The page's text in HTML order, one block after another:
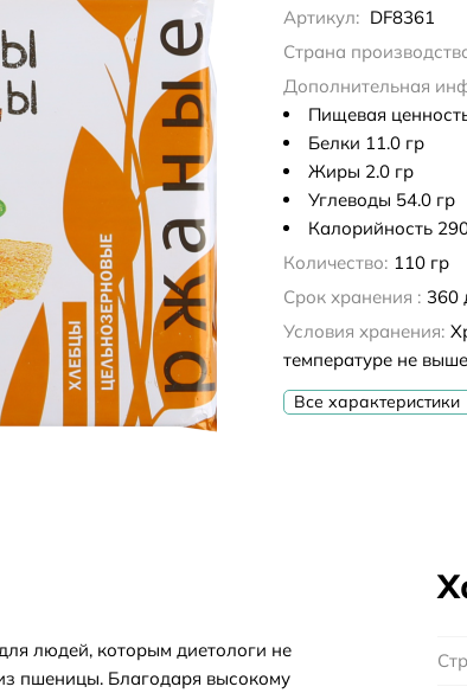
Артикул: DF8361
Страна
Дополнительная
Пищевая
Белки 11.0 гр
Жиры 2.0 гр
Углеводы 54.0 гр
Калорийность
Количество: 110 гр
Срок хранения : 360
Условия хранения:
температуре не
Все характеристики
людей, которым диетологи не
пшеницы. Благодаря высокому